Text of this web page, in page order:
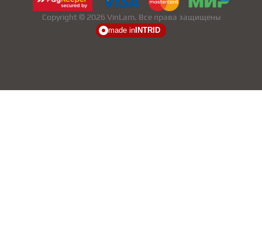
Copyright © 2026 VinLam. Все права защищены
made in INTRID